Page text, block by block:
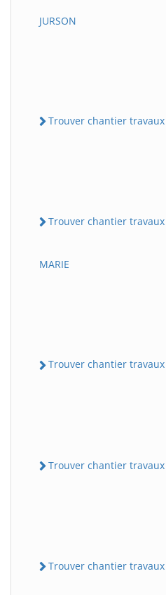
JURSON
Trouver chantier travaux
Trouver chantier travaux
MARIE
Trouver chantier travaux
Trouver chantier travaux
Trouver chantier travaux